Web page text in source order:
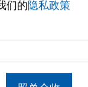
游乐场——
、既吸引人又现
庭游乐与休闲场
们的隐私政策